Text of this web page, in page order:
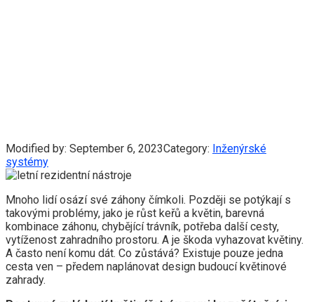
Modified by: September 6, 2023Category: Inženýrské
systémy
Mnoho lidí osází své záhony čímkoli. Později se potýkají s
takovými problémy, jako je růst keřů a květin, barevná
kombinace záhonu, chybějící trávník, potřeba další cesty,
vytíženost zahradního prostoru. A je škoda vyhazovat květiny.
A často není komu dát. Co zůstává? Existuje pouze jedna
cesta ven – předem naplánovat design budoucí květinové
zahrady.